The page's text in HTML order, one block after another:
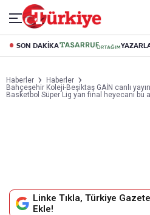
SON DAKİKA
Haberler
Haberler
Bahçeşehir Koleji-Beşiktaş GAİN canlı
Basketbol Süper Lig yarı final heyecanı bu
Linke Tıkla, Türkiye
Ekle!